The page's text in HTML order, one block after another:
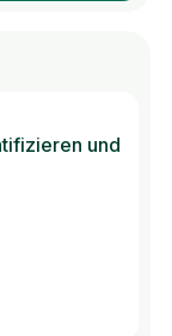
und